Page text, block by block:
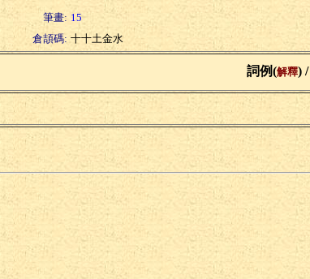
筆畫: 15
倉頡碼: 十十土金水
詞例(解釋) /